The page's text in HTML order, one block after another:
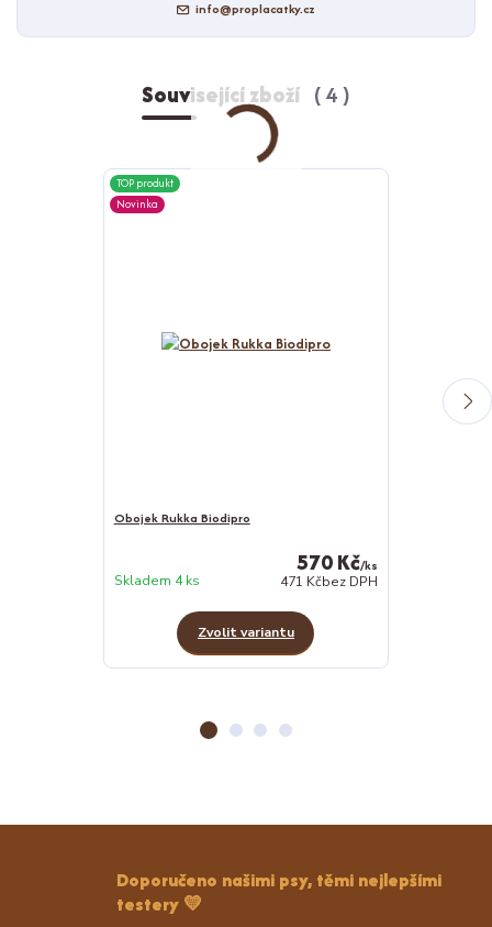
info@proplacatky.cz
Související zboží 4
TOP produkt
Novinka
Obojek Rukka Biodipro
570 Kč/ks
471 Kčbez DPH
Skladem 4 ks
Zvolit variantu
Doporučeno našimi psy, těmi nejlepšími
testery 💛